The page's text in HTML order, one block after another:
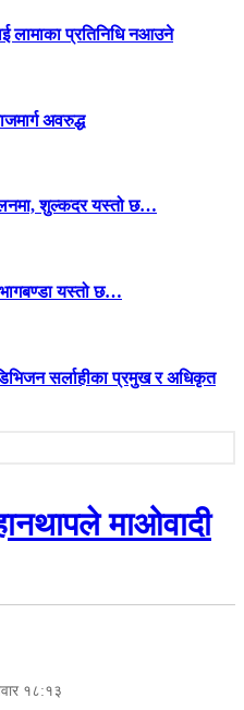
लामाका प्रतिनिधि नआउने
अवरुद्ध
शुल्कदर यस्तो छ…
यस्तो छ…
सर्लाहीका प्रमुख र अधिकृत
माओवादी
१८:१३